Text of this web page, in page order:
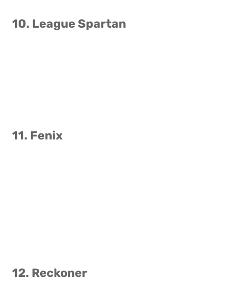
10. League Spartan
11. Fenix
12. Reckoner